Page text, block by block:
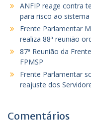
ANFIP reage contra
para risco ao
Frente Parlamentar
realiza 88ª reunião
87ª Reunião da
FPMSP
Frente Parlamentar
reajuste dos
Comentários